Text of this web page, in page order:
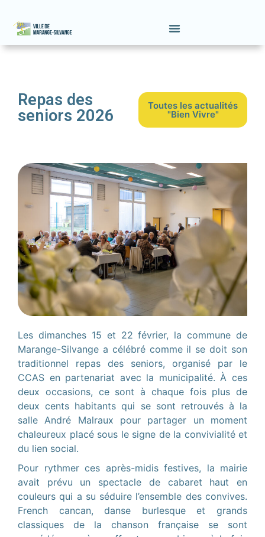
Repas des
seniors 2026
Toutes les actualités
"Bien Vivre"
Les dimanches 15 et 22 février, la commune de
Marange-Silvange a célébré comme il se doit son
traditionnel repas des seniors, organisé par le
CCAS en partenariat avec la municipalité. À ces
deux occasions, ce sont à chaque fois plus de
deux cents habitants qui se sont retrouvés à la
salle André Malraux pour partager un moment
chaleureux placé sous le signe de la convivialité et
du lien social.
Pour rythmer ces après-midis festives, la mairie
avait prévu un spectacle de cabaret haut en
couleurs qui a su séduire l’ensemble des convives.
French cancan, danse burlesque et grands
classiques de la chanson française se sont